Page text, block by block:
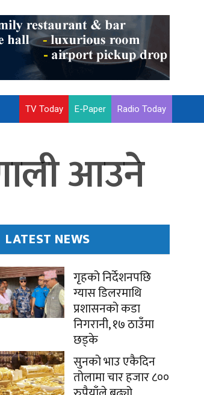
TV Today E-Paper Radio Today
आउने
LATEST NEWS
गृहको निर्देशनपछि
ग्यास डिलरमाथि
प्रशासनको कडा
निगरानी, १७ ठाउँमा
छड्के
सुनको भाउ एकैदिन
तोलामा चार हजार ८००